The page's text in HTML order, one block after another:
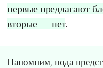
первые предлагают
вторые — нет.
Напомним, нода